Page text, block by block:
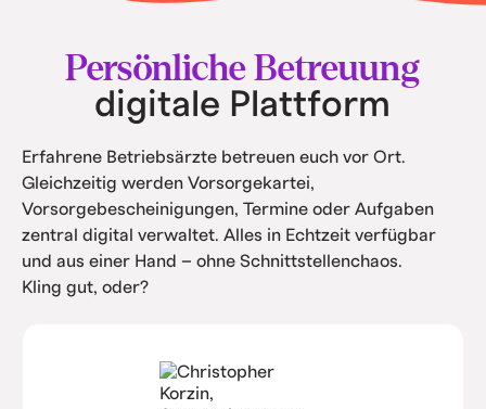
und Service.
Persönliche Betreuung
digitale Plattform
Erfahrene Betriebsärzte betreuen euch vor Ort.
Gleichzeitig werden Vorsorgekartei,
Vorsorgebescheinigungen, Termine oder Aufgaben
zentral digital verwaltet. Alles in Echtzeit verfügbar
und aus einer Hand – ohne Schnittstellenchaos.
Kling gut, oder?